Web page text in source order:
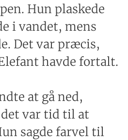
Hun plaskede
i vandet, mens
Det var præcis,
havde fortalt.
at gå ned,
var tid til at
sagde farvel til